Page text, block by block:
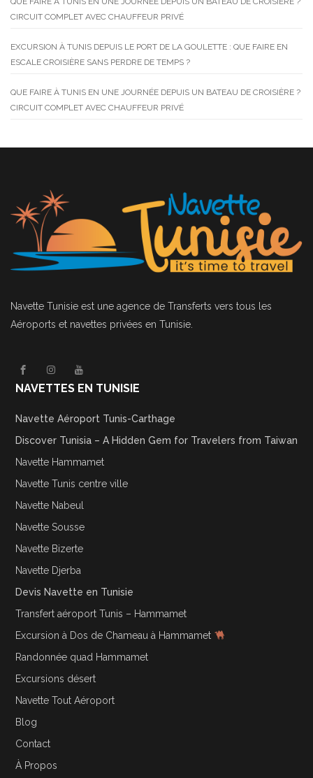
CIRCUIT COMPLET AVEC CHAUFFEUR PRIVÉ
EXCURSION À TUNIS DEPUIS LE PORT DE LA GOULETTE : QUE FAIRE EN
ESCALE CROISIÈRE SANS PERDRE DE TEMPS ?
QUE FAIRE À TUNIS EN UNE JOURNÉE DEPUIS UN BATEAU DE CROISIÈRE ?
CIRCUIT COMPLET AVEC CHAUFFEUR PRIVÉ
Navette Tunisie est une agence de Transferts vers tous les
Aéroports et navettes privées en Tunisie.
NAVETTES EN TUNISIE
Navette Aéroport Tunis-Carthage
Discover Tunisia – A Hidden Gem for Travelers from Taiwan
Navette Hammamet
Navette Tunis centre ville
Navette Nabeul
Navette Sousse
Navette Bizerte
Navette Djerba
Devis Navette en Tunisie
Transfert aéroport Tunis – Hammamet
Excursion à Dos de Chameau à Hammamet
Randonnée quad Hammamet
Excursions désert
Navette Tout Aéroport
Blog
Contact
À Propos